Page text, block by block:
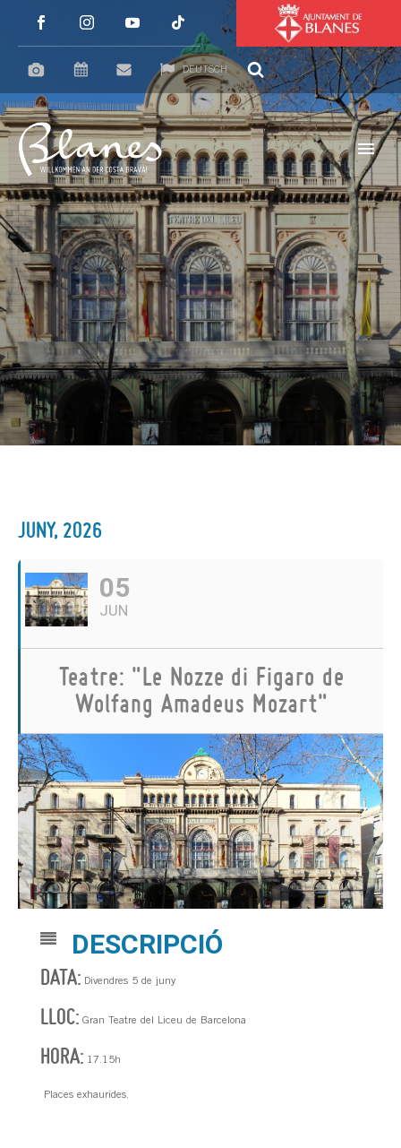
DEUTSCH
JUNY, 2026
05
JUN
Teatre: "Le Nozze di Figaro de
Wolfang Amadeus Mozart"
DESCRIPCIÓ
DATA: Divendres 5 de juny
LLOC: Gran Teatre del Liceu de Barcelona
HORA: 17.15h
Places exhaurides.